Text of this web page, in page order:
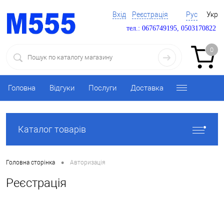
Вхід Реєстрація Рус Укр
тел.: 0676749195, 0503170822
0
Головна Відгуки Послуги Доставка
Каталог товарів
Головна сторінка • Авторизація
Реєстрація